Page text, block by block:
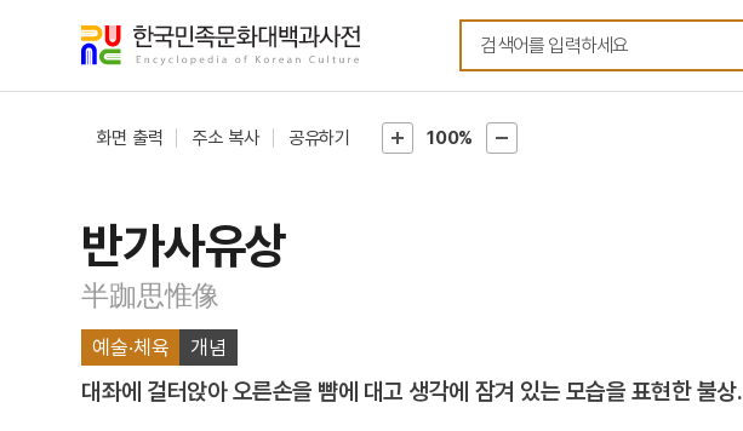
화면 출력 주소 복사 공유하기 100%
반가사유상
半跏思惟像
예술·체육 개념
대좌에 걸터앉아 오른손을 뺨에 대고 생각에 잠겨 있는 모습을 표현한 불상.